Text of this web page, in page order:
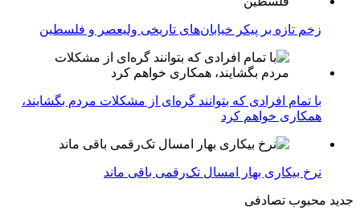
زخم تازه بر پیکر خیابان‌های تاریخی ولیعصر و فلسطین
با تمام افرادی که بتوانند گره‌ای از مشکلات مردم بگشایند،
همکاری خواهم کرد
نرخ بیکاری بهار امسال تک‌رقمی باقی ماند
جدید محبوب تصادفی